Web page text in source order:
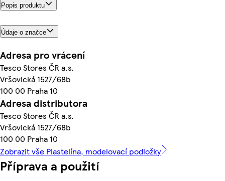
Popis produktu
Údaje o značce
Adresa pro vrácení
Tesco Stores ČR a.s.
Vršovická 1527/68b
100 00 Praha 10
Adresa distributora
Tesco Stores ČR a.s.
Vršovická 1527/68b
100 00 Praha 10
Zobrazit vše Plastelína, modelovací podložky
Příprava a použití